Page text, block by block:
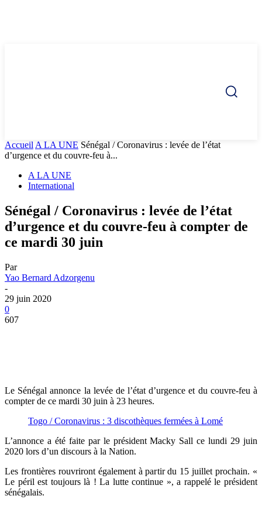
Accueil A LA UNE Sénégal / Coronavirus : levée de l’état
d’urgence et du couvre-feu à...
A LA UNE
International
Sénégal / Coronavirus : levée de l’état
d’urgence et du couvre-feu à compter de
ce mardi 30 juin
Par
Yao Bernard Adzorgenu
-
29 juin 2020
0
607
Le Sénégal annonce la levée de l’état d’urgence et du couvre-feu à
compter de ce mardi 30 juin à 23 heures.
Togo / Coronavirus : 3 discothèques fermées à Lomé
L’annonce a été faite par le président Macky Sall ce lundi 29 juin
2020 lors d’un discours à la Nation.
Les frontières rouvriront également à partir du 15 juillet prochain. «
Le péril est toujours là ! La lutte continue », a rappelé le président
sénégalais.